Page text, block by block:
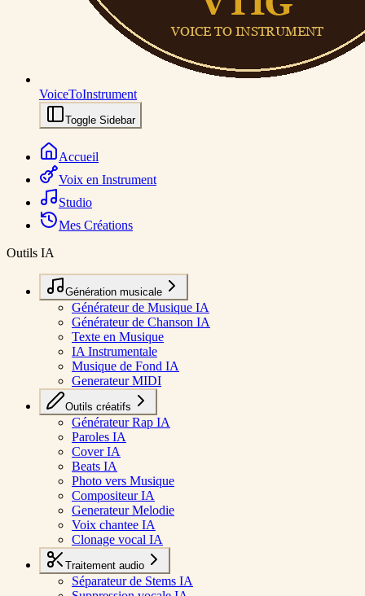
VoiceToInstrument
Toggle Sidebar
Accueil
Voix en Instrument
Studio
Mes Créations
Outils IA
Génération musicale
Générateur de Musique IA
Générateur de Chanson IA
Texte en Musique
IA Instrumentale
Musique de Fond IA
Generateur MIDI
Outils créatifs
Générateur Rap IA
Paroles IA
Cover IA
Beats IA
Photo vers Musique
Compositeur IA
Generateur Melodie
Voix chantee IA
Clonage vocal IA
Traitement audio
Séparateur de Stems IA